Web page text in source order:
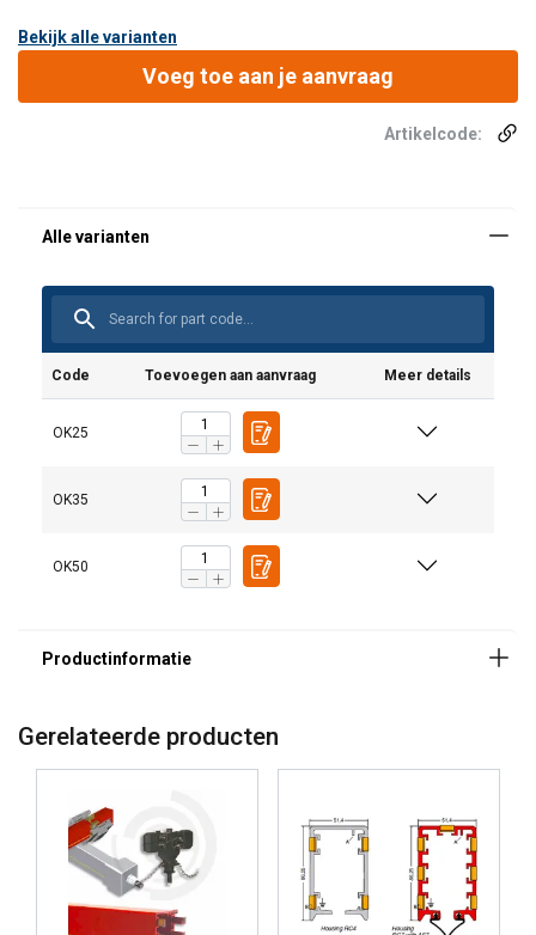
Bekijk alle varianten
Voeg toe aan je aanvraag
Artikelcode:
Code Toevoegen aan aanvraag Meer details
OK25
OK35
OK50
Gerelateerde producten